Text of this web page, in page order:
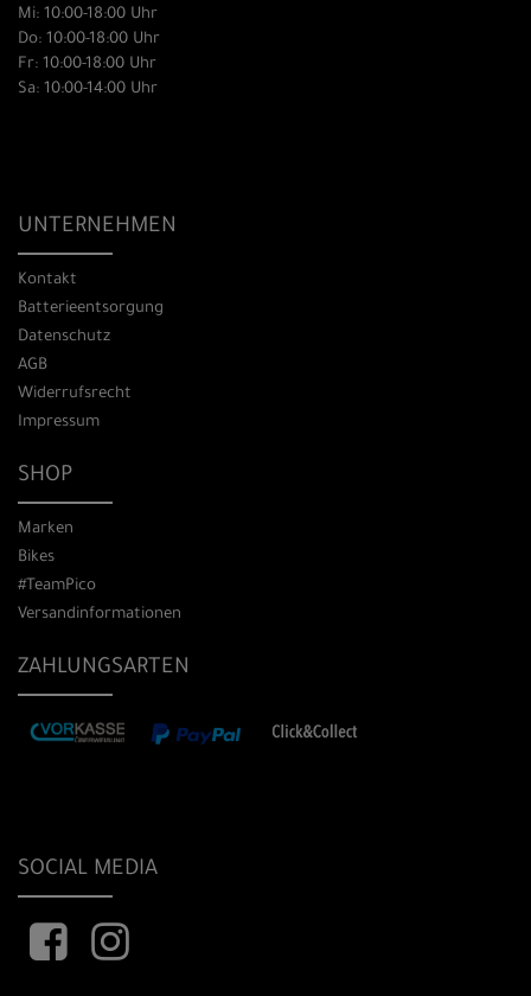
Mi: 10:00-18:00 Uhr
Do: 10:00-18:00 Uhr
Fr: 10:00-18:00 Uhr
Sa: 10:00-14:00 Uhr
UNTERNEHMEN
Kontakt
Batterieentsorgung
Datenschutz
AGB
Widerrufsrecht
Impressum
SHOP
Marken
Bikes
#TeamPico
Versandinformationen
ZAHLUNGSARTEN
SOCIAL MEDIA